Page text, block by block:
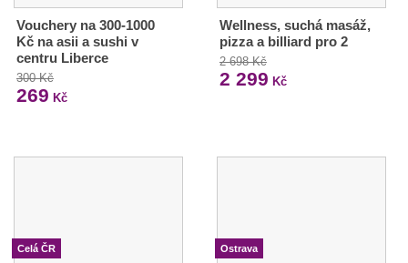
Vouchery na 300-1000
Kč na asii a sushi v
centru Liberce
300 Kč
269 Kč
Wellness, suchá masáž,
pizza a billiard pro 2
2 698 Kč
2 299 Kč
Celá ČR Ostrava